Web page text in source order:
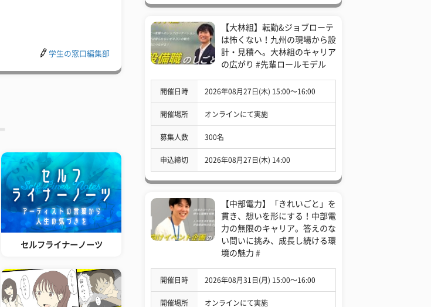
学生の窓口編集部
セルフライナーノーツ
【大林組】転勤&ジョブローテ
は怖くない！九州の現場から設
計・見積へ。大林組のキャリア
の広がり #先輩ロールモデル
開催日時 2026年08月27日(木) 15:00〜16:00
開催場所 オンラインにて実施
募集人数 300名
申込締切 2026年08月27日(木) 14:00
【中部電力】「きれいごと」を
貫き、想いを形にする！中部電
力の無限のキャリア。答えのな
い問いに挑み、成長し続ける環
境の魅力 #
開催日時 2026年08月31日(月) 15:00〜16:00
開催場所 オンラインにて実施